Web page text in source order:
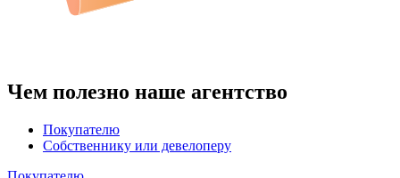
Чем полезно наше агентство
Покупателю
Собственнику или девелоперу